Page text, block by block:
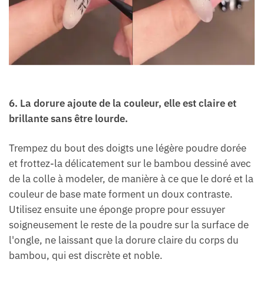
6. La dorure ajoute de la couleur, elle est claire et
brillante sans être lourde.
Trempez du bout des doigts une légère poudre dorée
et frottez-la délicatement sur le bambou dessiné avec
de la colle à modeler, de manière à ce que le doré et la
couleur de base mate forment un doux contraste.
Utilisez ensuite une éponge propre pour essuyer
soigneusement le reste de la poudre sur la surface de
l'ongle, ne laissant que la dorure claire du corps du
bambou, qui est discrète et noble.